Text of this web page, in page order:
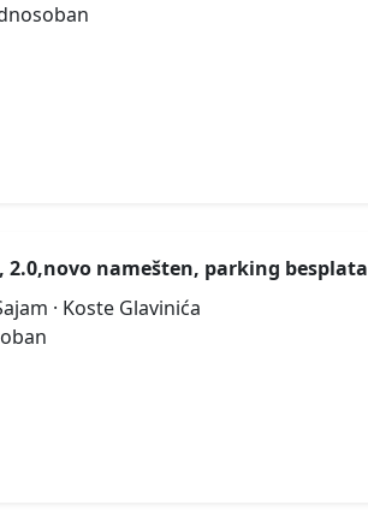
2.0,novo namešten, parking besplata
· Koste Glavinića